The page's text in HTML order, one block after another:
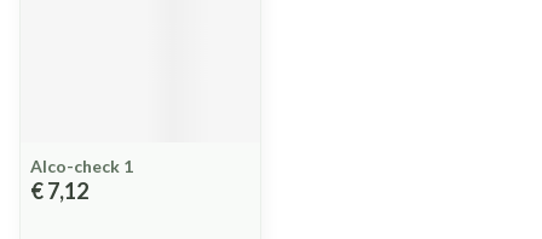
Alco-check 1
€ 7,12